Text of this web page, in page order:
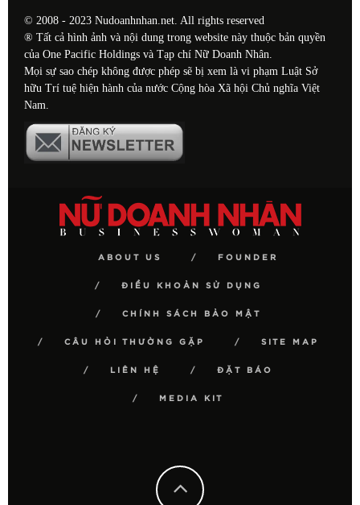
© 2008 - 2023 Nudoanhnhan.net. All rights reserved
® Tất cả hình ảnh và nội dung trong website này thuộc bản quyền
của One Pacific Holdings và Tạp chí Nữ Doanh Nhân.
Mọi sự sao chép không được phép sẽ bị xem là vi phạm Luật Sở
hữu Trí tuệ hiện hành của nước Cộng hòa Xã hội Chủ nghĩa Việt
Nam.
ABOUT US FOUNDER
ĐIỀU KHOẢN SỬ DỤNG
CHÍNH SÁCH BẢO MẬT
CÂU HỎI THƯỜNG GẶP SITE MAP
LIÊN HỆ ĐẶT BÁO
MEDIA KIT